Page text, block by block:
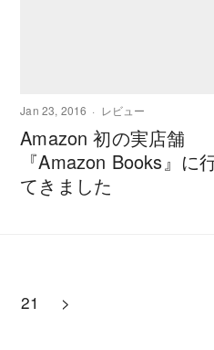
Jan 23, 2016 レビュー
Amazon 初の実店舗
『Amazon Books』に
てきました
21 >